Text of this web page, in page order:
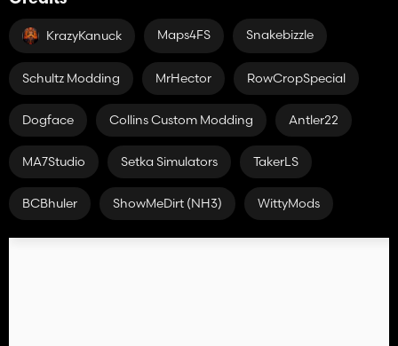
KrazyKanuck Maps4FS Snakebizzle
Schultz Modding MrHector RowCropSpecial
Dogface Collins Custom Modding Antler22
MA7Studio Setka Simulators TakerLS
BCBhuler ShowMeDirt (NH3) WittyMods